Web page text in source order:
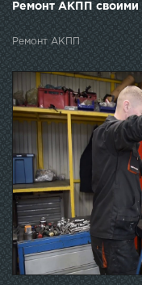
Ремонт АКПП
Ремонт АКПП